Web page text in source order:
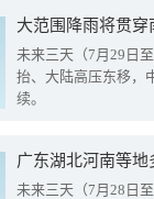
大范围降雨将贯
未来三天（7月29日
抬、大陆高压东移，
续。
广东湖北河南等
未来三天（7月28日